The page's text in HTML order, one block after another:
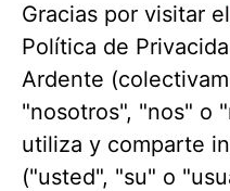
Gracias por visitar el
Política de
Ardente
"nosotros", "nos" o
utiliza y comparte
("usted", "su" o